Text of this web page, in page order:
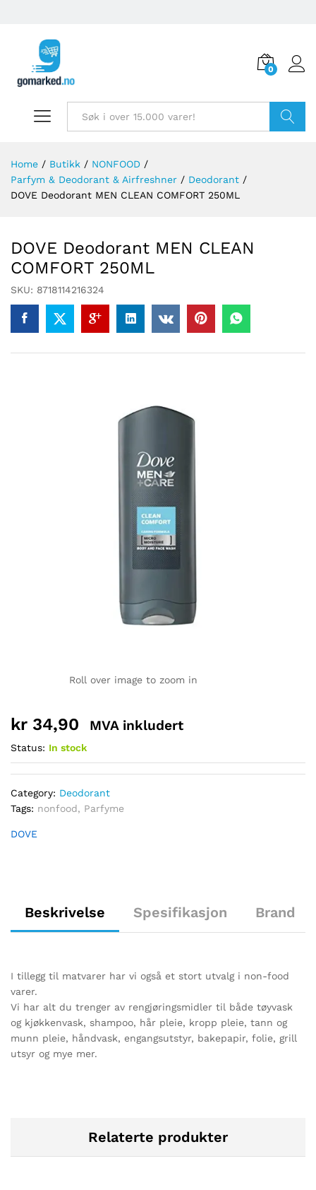
0
Home / Butikk / NONFOOD /
Parfym & Deodorant & Airfreshner / Deodorant /
DOVE Deodorant MEN CLEAN COMFORT 250ML
DOVE Deodorant MEN CLEAN
COMFORT 250ML
SKU: 8718114216324
Roll over image to zoom in
kr 34,90 MVA inkludert
Status: In stock
Category: Deodorant
Tags: nonfood, Parfyme
DOVE
Beskrivelse Spesifikasjon Brand
I tillegg til matvarer har vi også et stort utvalg i non-food
varer.
Vi har alt du trenger av rengjøringsmidler til både tøyvask
og kjøkkenvask, shampoo, hår pleie, kropp pleie, tann og
munn pleie, håndvask, engangsutstyr, bakepapir, folie, grill
utsyr og mye mer.
Relaterte produkter